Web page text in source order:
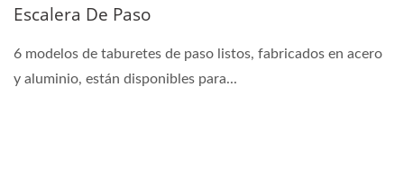
Escalera De Paso
6 modelos de taburetes de paso listos, fabricados en acero
y aluminio, están disponibles para...